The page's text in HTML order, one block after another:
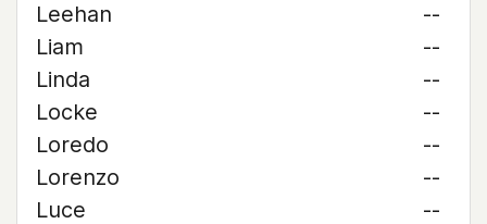
Leehan
--
Liam
--
Linda
--
Locke
--
Loredo
--
Lorenzo
--
Luce
--